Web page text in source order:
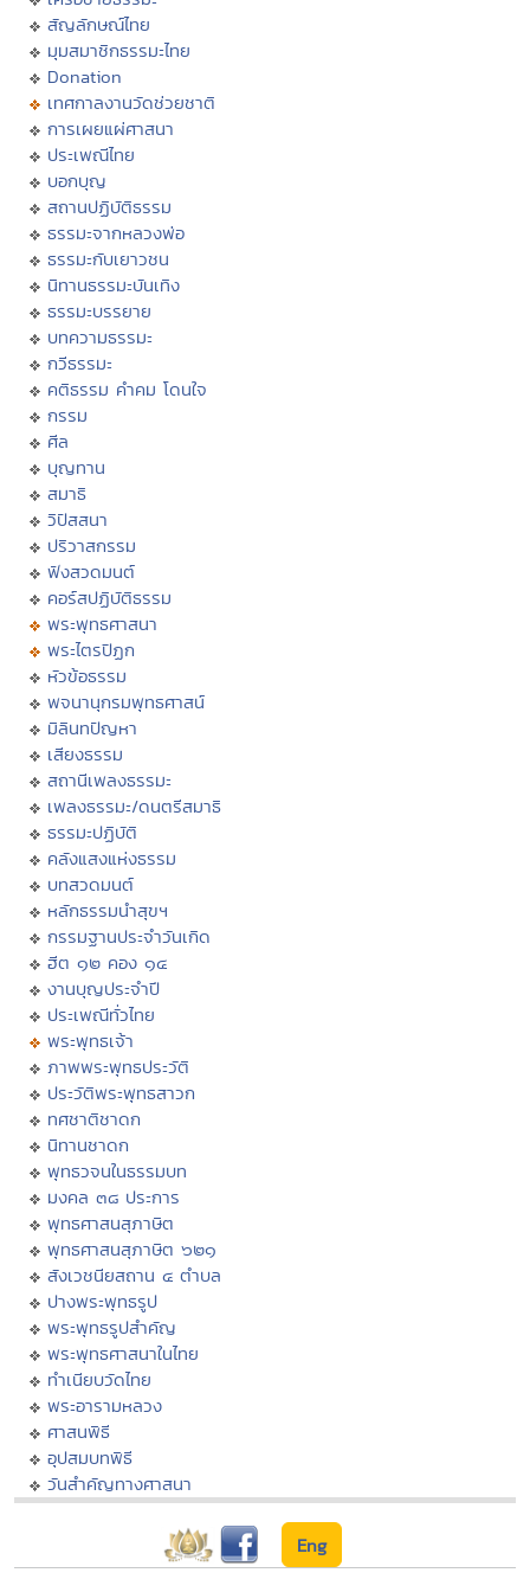
สัญลักษณ์ไทย
มุมสมาชิกธรรมะไทย
Donation
เทศกาลงานวัดช่วยชาติ
การเผยแผ่ศาสนา
ประเพณีไทย
บอกบุญ
สถานปฏิบัติธรรม
ธรรมะจากหลวงพ่อ
ธรรมะกับเยาวชน
นิทานธรรมะบันเทิง
ธรรมะบรรยาย
บทความธรรมะ
กวีธรรมะ
คติธรรม คำคม โดนใจ
กรรม
ศีล
บุญทาน
สมาธิ
วิปัสสนา
ปริวาสกรรม
ฟังสวดมนต์
คอร์สปฏิบัติธรรม
พระพุทธศาสนา
พระไตรปิฏก
หัวข้อธรรม
พจนานุกรมพุทธศาสน์
มิลินทปัญหา
เสียงธรรม
สถานีเพลงธรรมะ
เพลงธรรมะ/ดนตรีสมาธิ
ธรรมะปฏิบัติ
คลังแสงแห่งธรรม
บทสวดมนต์
หลักธรรมนำสุขฯ
กรรมฐานประจำวันเกิด
ฮีต ๑๒ คอง ๑๔
งานบุญประจำปี
ประเพณีทั่วไทย
พระพุทธเจ้า
ภาพพระพุทธประวัติ
ประวัติพระพุทธสาวก
ทศชาติชาดก
นิทานชาดก
พุทธวจนในธรรมบท
มงคล ๓๘ ประการ
พุทธศาสนสุภาษิต
พุทธศาสนสุภาษิต ๖๒๑
สังเวชนียสถาน ๔ ตำบล
ปางพระพุทธรูป
พระพุทธรูปสำคัญ
พระพุทธศาสนาในไทย
ทำเนียบวัดไทย
พระอารามหลวง
ศาสนพิธี
อุปสมบทพิธี
วันสำคัญทางศาสนา
Eng